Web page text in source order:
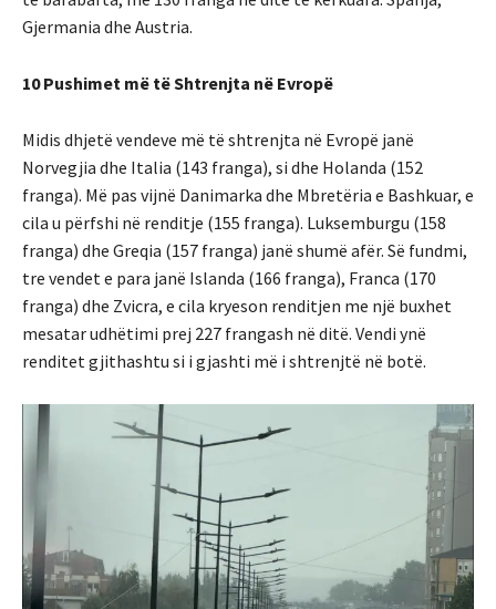
Gjermania dhe Austria.
10 Pushimet më të Shtrenjta në Evropë
Midis dhjetë vendeve më të shtrenjta në Evropë janë
Norvegjia dhe Italia (143 franga), si dhe Holanda (152
franga). Më pas vijnë Danimarka dhe Mbretëria e Bashkuar, e
cila u përfshi në renditje (155 franga). Luksemburgu (158
franga) dhe Greqia (157 franga) janë shumë afër. Së fundmi,
tre vendet e para janë Islanda (166 franga), Franca (170
franga) dhe Zvicra, e cila kryeson renditjen me një buxhet
mesatar udhëtimi prej 227 frangash në ditë. Vendi ynë
renditet gjithashtu si i gjashti më i shtrenjtë në botë.